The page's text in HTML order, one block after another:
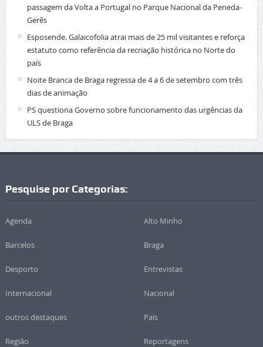
passagem da Volta a Portugal no Parque Nacional da Peneda-
Gerês
Esposende. Galaicofolia atrai mais de 25 mil visitantes e reforça
estatuto como referência da recriação histórica no Norte do
país
Noite Branca de Braga regressa de 4 a 6 de setembro com três
dias de animação
PS questiona Governo sobre funcionamento das urgências da
ULS de Braga
Pesquise por Categorias:
Agenda Alto Minho
Barcelos Braga
Desporto Entrevistas
Internacional Nacional
outros destaques País
Região Reportagens